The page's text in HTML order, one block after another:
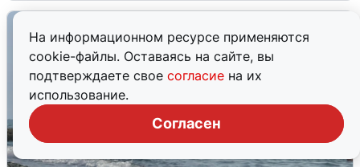
На информационном ресурсе применяются
cookie-файлы. Оставаясь на сайте, вы
подтверждаете свое согласие на их
использование.
Согласен